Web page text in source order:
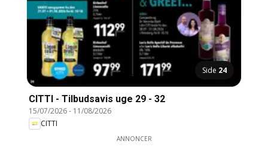
Side 24
CITTI - Tilbudsavis uge 29 - 32
15/07/2026- 11/08/2026
CITTI
ANNONCER